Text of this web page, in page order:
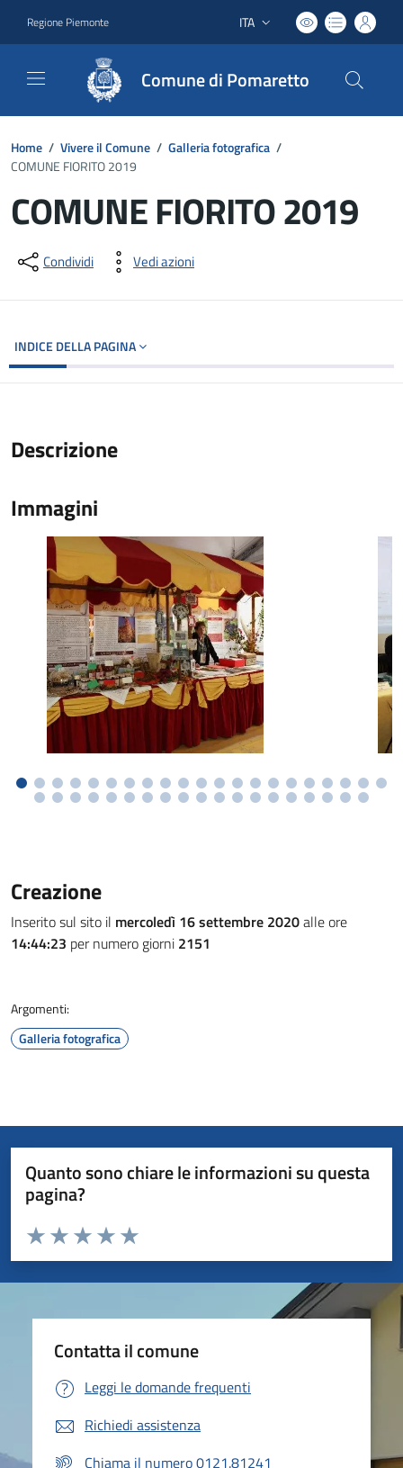
Regione Piemonte Lingua attiva:
ITA
Comune di Pomaretto
Home / Vivere il Comune / Galleria fotografica /
COMUNE FIORITO 2019
COMUNE FIORITO 2019
Dettagli del documento
Condividi Vedi azioni
INDICE DELLA PAGINA
Descrizione
Immagini
Creazione
Inserito sul sito il mercoledì 16 settembre 2020alle ore
14:44:23 per numero giorni 2151
Argomenti:
Galleria fotografica
Quanto sono chiare le informazioni su questa
pagina?
Valuta da 1 a 5 stelle la pagina
Valuta 5 stelle su 5
Valuta 4 stelle su 5
Valuta 3 stelle su 5
Valuta 2 stelle su 5
Valuta 1 stelle su 5
Contatta il comune
Leggi le domande frequenti
Richiedi assistenza
Chiama il numero 0121.81241